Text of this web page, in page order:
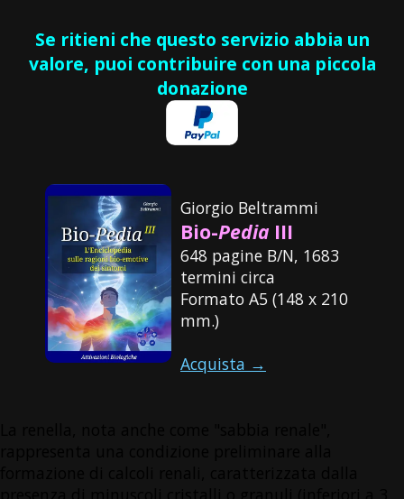
Se ritieni che questo servizio abbia un
valore, puoi contribuire con una piccola
donazione
Giorgio Beltrammi
Bio-Pedia III
648 pagine B/N, 1683
termini circa
Formato A5 (148 x 210
mm.)
Acquista →